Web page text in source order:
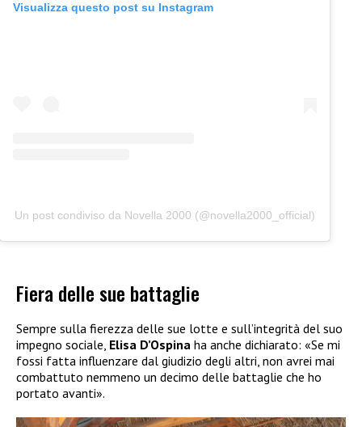
Visualizza questo post su Instagram
Un post condiviso da Novella 2000 (@novella2000_official)
Fiera delle sue battaglie
Sempre sulla fierezza delle sue lotte e sull’integrità del suo
impegno sociale, Elisa D’Ospina ha anche dichiarato: «Se mi
fossi fatta influenzare dal giudizio degli altri, non avrei mai
combattuto nemmeno un decimo delle battaglie che ho
portato avanti».